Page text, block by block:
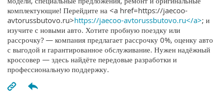
комплектующие! Перейдите на <a href=https://jaecoo-
avtorussbutovo.ru>https://jaecoo-avtorussbutovo.ru</a>; и
изучите с новыми авто. Хотите пробную поездку или
рассрочку? — компания предлагает рассрочку 0%, оценку авто
с выгодой и гарантированное обслуживание. Нужен надёжный
кроссовер — здесь найдёте передовые разработки и
профессиональную поддержку.